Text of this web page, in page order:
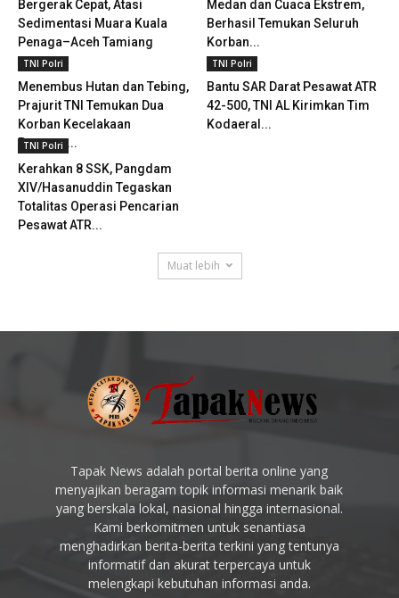
Bergerak Cepat, Atasi
Sedimentasi Muara Kuala
Penaga–Aceh Tamiang
Medan dan Cuaca Ekstrem,
Berhasil Temukan Seluruh
Korban...
TNI Polri
Menembus Hutan dan Tebing,
Prajurit TNI Temukan Dua
Korban Kecelakaan
Pesawat...
TNI Polri
Bantu SAR Darat Pesawat ATR
42-500, TNI AL Kirimkan Tim
Kodaeral...
TNI Polri
Kerahkan 8 SSK, Pangdam
XIV/Hasanuddin Tegaskan
Totalitas Operasi Pencarian
Pesawat ATR...
Muat lebih
Tapak News adalah portal berita online yang
menyajikan beragam topik informasi menarik baik
yang berskala lokal, nasional hingga internasional.
Kami berkomitmen untuk senantiasa
menghadirkan berita-berita terkini yang tentunya
informatif dan akurat terpercaya untuk
melengkapi kebutuhan informasi anda.